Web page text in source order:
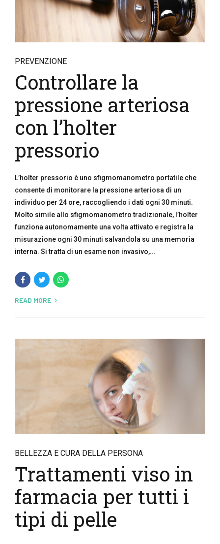
PREVENZIONE
Controllare la
pressione arteriosa
con l’holter
pressorio
L’holter pressorio è uno sfigmomanometro portatile che
consente di monitorare la pressione arteriosa di un
individuo per 24 ore, raccogliendo i dati ogni 30 minuti.
Molto simile allo sfigmomanometro tradizionale, l’holter
funziona autonomamente una volta attivato e registra la
misurazione ogni 30 minuti salvandola su una memoria
interna. Si tratta di un esame non invasivo,...
READ MORE
BELLEZZA E CURA DELLA PERSONA
Trattamenti viso in
farmacia per tutti i
tipi di pelle